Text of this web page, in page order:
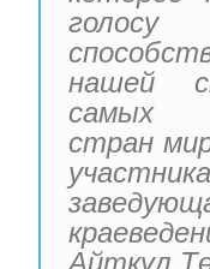
нашей
самых
стран